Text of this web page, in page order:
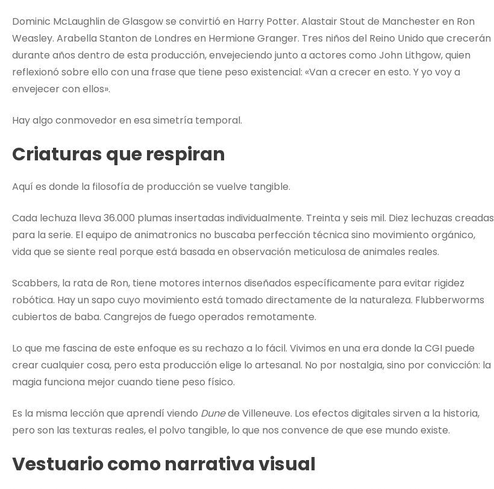
Dominic McLaughlin de Glasgow se convirtió en Harry Potter. Alastair Stout de Manchester en Ron
Weasley. Arabella Stanton de Londres en Hermione Granger. Tres niños del Reino Unido que crecerán
durante años dentro de esta producción, envejeciendo junto a actores como John Lithgow, quien
reflexionó sobre ello con una frase que tiene peso existencial: «Van a crecer en esto. Y yo voy a
envejecer con ellos».
Hay algo conmovedor en esa simetría temporal.
Criaturas que respiran
Aquí es donde la filosofía de producción se vuelve tangible.
Cada lechuza lleva 36.000 plumas insertadas individualmente. Treinta y seis mil. Diez lechuzas creadas
para la serie. El equipo de animatronics no buscaba perfección técnica sino movimiento orgánico,
vida que se siente real porque está basada en observación meticulosa de animales reales.
Scabbers, la rata de Ron, tiene motores internos diseñados específicamente para evitar rigidez
robótica. Hay un sapo cuyo movimiento está tomado directamente de la naturaleza. Flubberworms
cubiertos de baba. Cangrejos de fuego operados remotamente.
Lo que me fascina de este enfoque es su rechazo a lo fácil. Vivimos en una era donde la CGI puede
crear cualquier cosa, pero esta producción elige lo artesanal. No por nostalgia, sino por convicción: la
magia funciona mejor cuando tiene peso físico.
Es la misma lección que aprendí viendo Dunede Villeneuve. Los efectos digitales sirven a la historia,
pero son las texturas reales, el polvo tangible, lo que nos convence de que ese mundo existe.
Vestuario como narrativa visual